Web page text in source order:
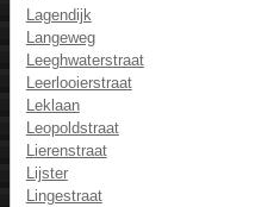
Lagendijk
Langeweg
Leeghwaterstraat
Leerlooierstraat
Leklaan
Leopoldstraat
Lierenstraat
Lijster
Lingestraat